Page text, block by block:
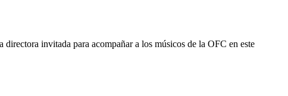
invitada para acompañar a los músicos de la OFC en este